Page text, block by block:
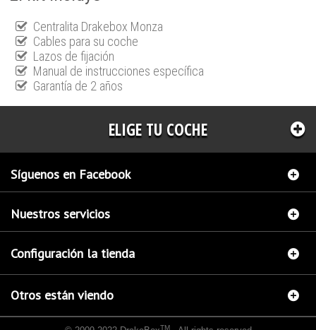
Centralita Drakebox Monza
Cables para su coche
Lazos de fijación
Manual de instrucciones específica
Garantía de 2 años
ELIGE TU COCHE
Síguenos en Facebook
Nuestros servicios
Configuración la tienda
Otros están viendo
TM